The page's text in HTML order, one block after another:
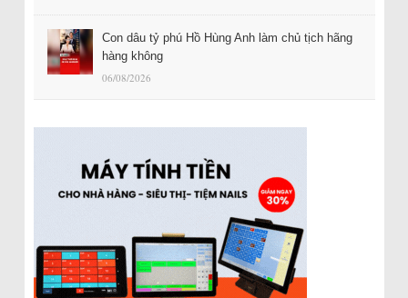
Con dâu tỷ phú Hồ Hùng Anh làm chủ tịch hãng
hàng không
06/08/2026